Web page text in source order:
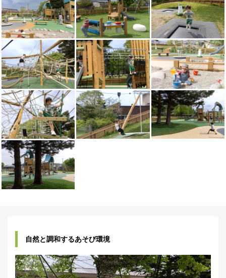
自然と調和するあそび環境